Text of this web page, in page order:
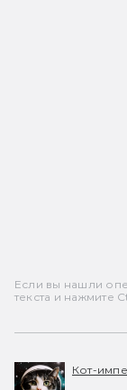
Если вы нашли
текста и нажмите
Кот-